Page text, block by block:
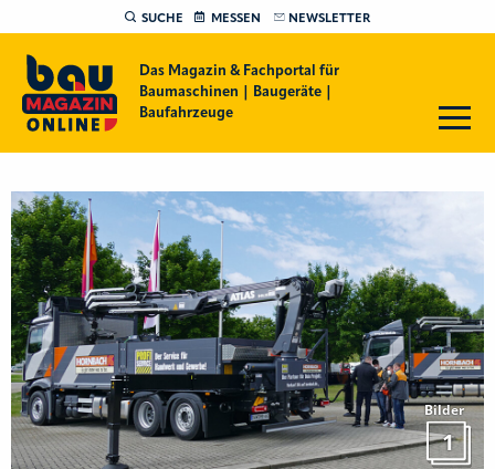
SUCHE MESSEN NEWSLETTER
Das Magazin & Fachportal für
Baumaschinen | Baugeräte |
Baufahrzeuge
Bilder
1